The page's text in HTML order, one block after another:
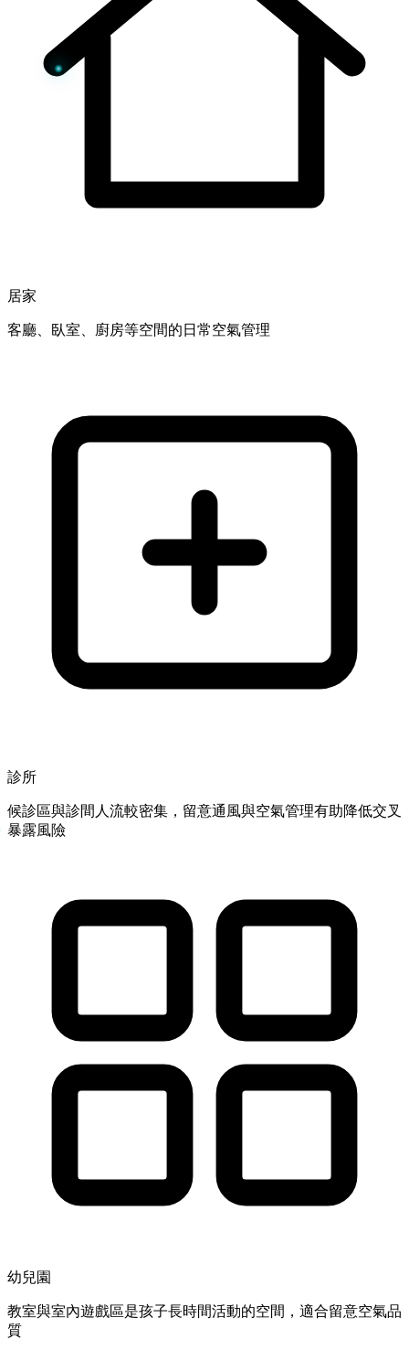
居家
客廳、臥室、廚房等空間的日常空氣管理
診所
候診區與診間人流較密集，留意通風與空氣管理有助降低交叉
暴露風險
幼兒園
教室與室內遊戲區是孩子長時間活動的空間，適合留意空氣品
質